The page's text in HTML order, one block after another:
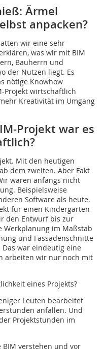
Ärmel
anpacken?
wir eine sehr
was wir mit BIM
Bauherrn und
der Nutzen liegt. Es
nötige Knowhow
Projekt wirtschaftlich
Kreativität im Umgang
Projekt war es
Mit den heutigen
dem zweiten. Aber Fakt
waren anfangs nicht
Beispielsweise
Software als heute.
für einen Kindergarten
den Entwurf bis zur
Werkplanung im Maßstab
und Fassadenschnitte
war eindeutig eine
arbeiten wir nur noch mit
eines Projekts?
Leuten bearbeitet
anfallen. Und
Projektstunden im
verstehen und vor